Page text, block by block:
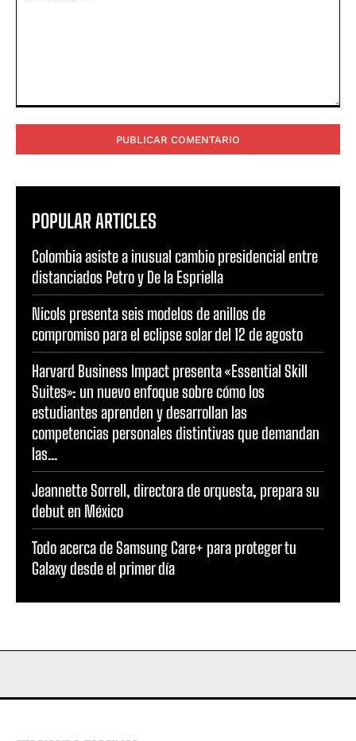
POPULAR ARTICLES
Colombia asiste a inusual cambio presidencial entre
distanciados Petro y De la Espriella
Nicols presenta seis modelos de anillos de
compromiso para el eclipse solar del 12 de agosto
Harvard Business Impact presenta «Essential Skill
Suites»: un nuevo enfoque sobre cómo los
estudiantes aprenden y desarrollan las
competencias personales distintivas que demandan
las...
Jeannette Sorrell, directora de orquesta, prepara su
debut en México
Todo acerca de Samsung Care+ para proteger tu
Galaxy desde el primer día